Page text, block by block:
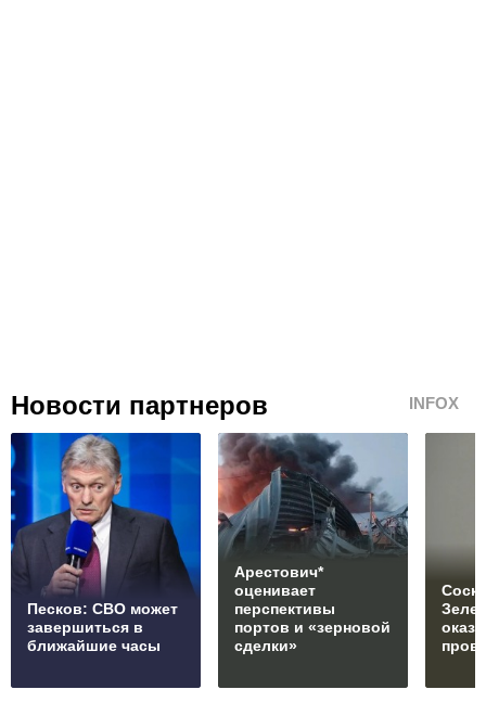
Новости партнеров INFOX
Песков: СВО может
завершиться в
ближайшие часы
Арестович*
оценивает
перспективы
портов и «зерновой
сделки»